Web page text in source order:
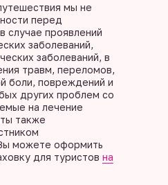
мы не
перед
случае проявлений
заболеваний,
заболеваний, в
травм, переломов,
боли, повреждений и
других проблем со
на лечение
также
можете оформить
для туристов на